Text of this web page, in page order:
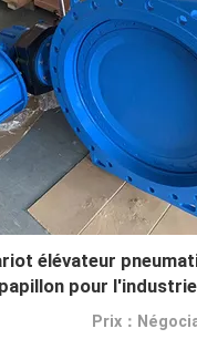
élévateur
pour l'industrie
Prix：